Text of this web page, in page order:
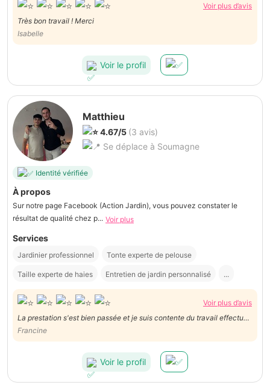
Voir plus d’avis
Très bon travail ! Merci
Isabelle
Voir le profil
Matthieu
4.67/5 (3 avis)
Se déplace à Soumagne
Identité vérifiée
À propos
Sur notre page Facebook (Action Jardin), vous pouvez constater le
résultat de qualité chez p... Voir plus
Services
Jardinier professionnel Tonte experte de pelouse
Taille experte de haies Entretien de jardin personnalisé ...
Voir plus d’avis
La prestation s'est bien passée et je suis contente du travail effectué
Francine
Voir le profil